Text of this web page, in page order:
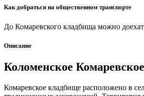
Как добраться на общественном транспорте
До Комаревского кладбища можно
Описание
Коломенское
Комаревское кладбище расположено в